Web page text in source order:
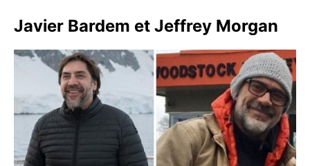
Javier Bardem et Jeffrey Morgan